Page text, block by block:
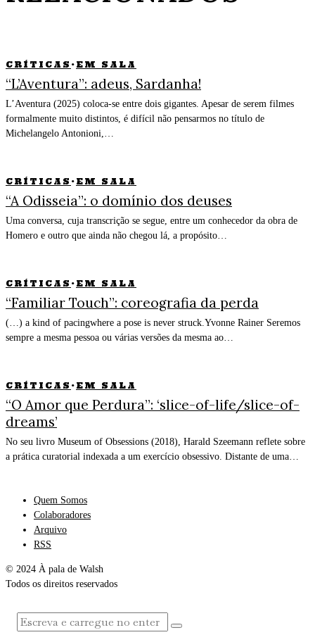
CRÍTICAS · EM SALA
“L’Aventura”: adeus, Sardanha!
L’Aventura (2025) coloca-se entre dois gigantes. Apesar de serem filmes
formalmente muito distintos, é difícil não pensarmos no título de
Michelangelo Antonioni,…
CRÍTICAS · EM SALA
“A Odisseia”: o domínio dos deuses
Uma conversa, cuja transcrição se segue, entre um conhecedor da obra de
Homero e outro que ainda não chegou lá, a propósito…
CRÍTICAS · EM SALA
“Familiar Touch”: coreografia da perda
(…) a kind of pacingwhere a pose is never struck.Yvonne Rainer Seremos
sempre a mesma pessoa ou várias versões da mesma ao…
CRÍTICAS · EM SALA
“O Amor que Perdura”: ‘slice-of-life/slice-of-
dreams’
No seu livro Museum of Obsessions (2018), Harald Szeemann reflete sobre
a prática curatorial indexada a um exercício obsessivo. Distante de uma…
Quem Somos
Colaboradores
Arquivo
RSS
© 2024 À pala de Walsh
Todos os direitos reservados